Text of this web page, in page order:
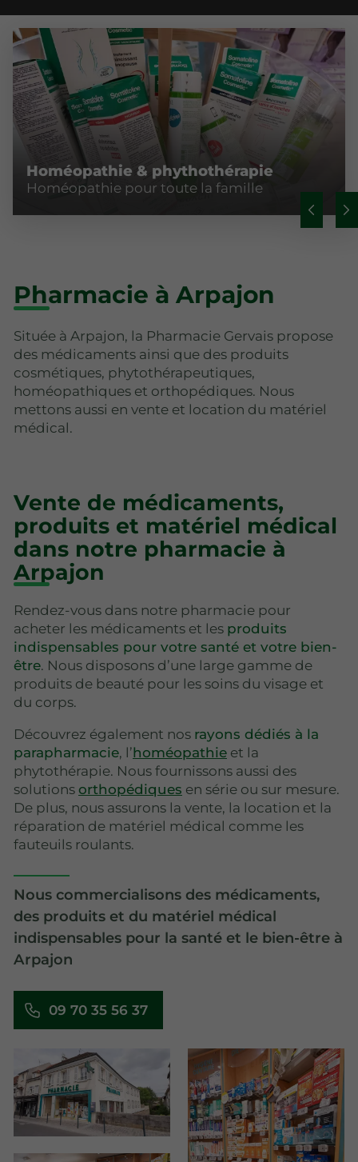
Homéopathie & phythothérapie
Homéopathie pour toute la famille
Pharmacie à Arpajon
Située à Arpajon, la Pharmacie Gervais propose
des médicaments ainsi que des produits
cosmétiques, phytothérapeutiques,
homéopathiques et orthopédiques. Nous
mettons aussi en vente et location du matériel
médical.
Vente de médicaments,
produits et matériel médical
dans notre pharmacie à
Arpajon
Rendez-vous dans notre pharmacie pour
acheter les médicaments et les produits
indispensables pour votre santé et votre bien-
être. Nous disposons d’une large gamme de
produits de beauté pour les soins du visage et
du corps.
Découvrez également nos rayons dédiés à la
parapharmacie, l’homéopathie et la
phytothérapie. Nous fournissons aussi des
solutions orthopédiques en série ou sur mesure.
De plus, nous assurons la vente, la location et la
réparation de matériel médical comme les
fauteuils roulants.
Nous commercialisons des médicaments,
des produits et du matériel médical
indispensables pour la santé et le bien-être à
Arpajon
09 70 35 56 37